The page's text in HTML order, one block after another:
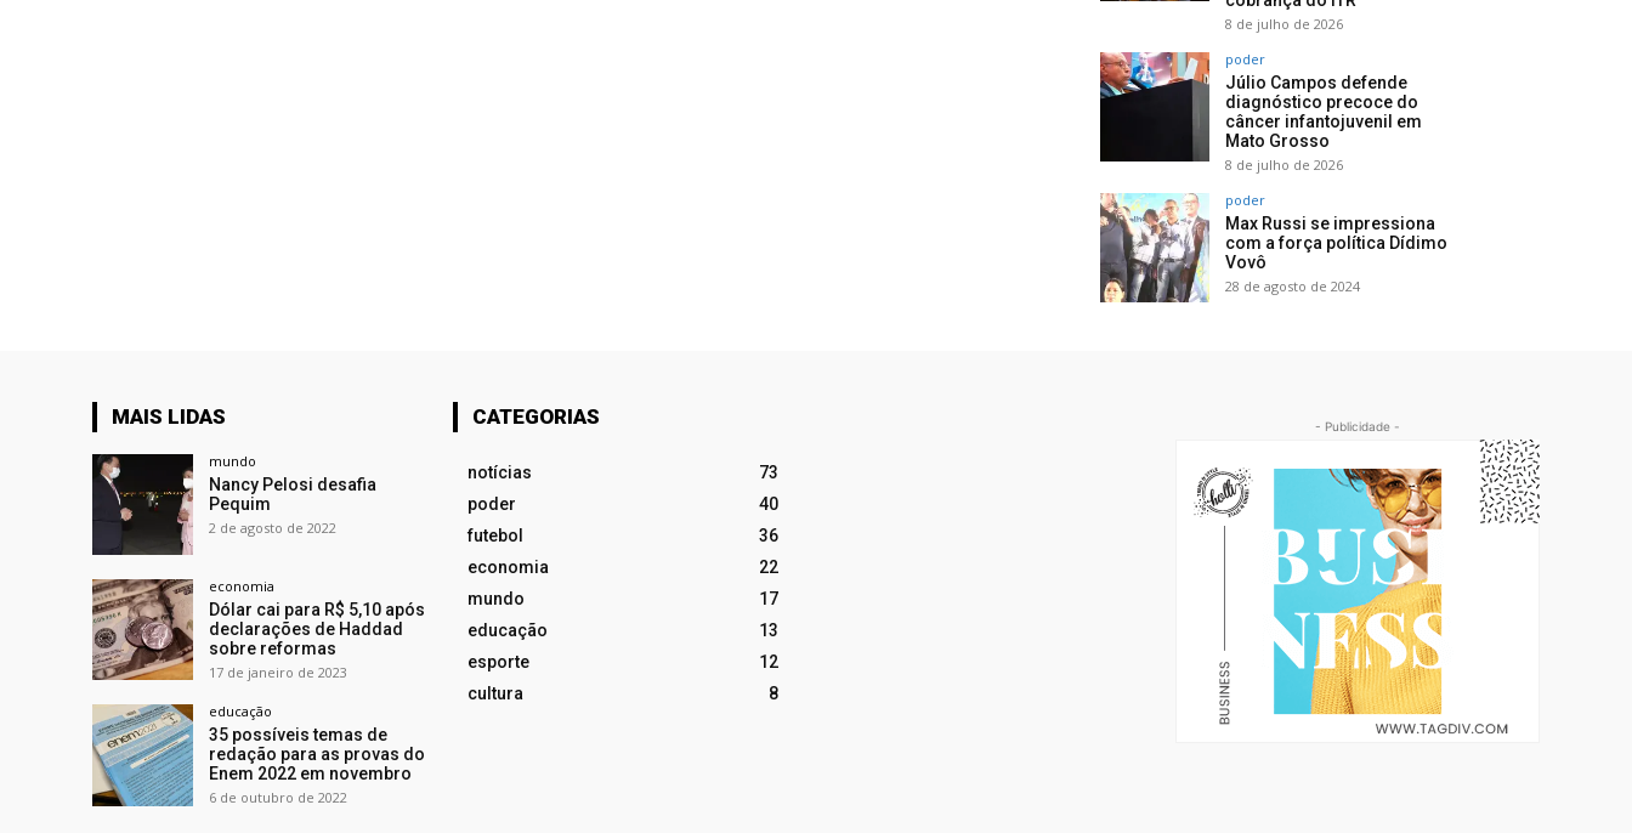
8 de julho de 2026
poder
Júlio Campos defende
diagnóstico precoce do
câncer infantojuvenil em
Mato Grosso
8 de julho de 2026
poder
Max Russi se impressiona
com a força política Dídimo
Vovô
28 de agosto de 2024
MAIS LIDAS
mundo
Nancy Pelosi desafia
Pequim
2 de agosto de 2022
economia
Dólar cai para R$ 5,10 após
declarações de Haddad
sobre reformas
17 de janeiro de 2023
educação
35 possíveis temas de
redação para as provas do
Enem 2022 em novembro
6 de outubro de 2022
CATEGORIAS
notícias
73
poder
40
futebol
36
economia
22
mundo
17
educação
13
esporte
12
cultura
8
- Publicidade -